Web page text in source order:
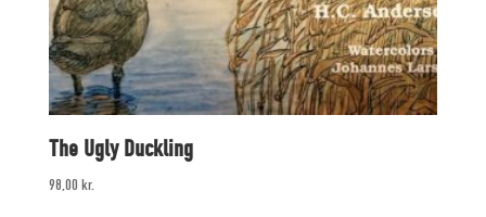
The Ugly Duckling
98,00 kr.